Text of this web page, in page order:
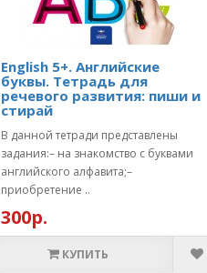
English 5+. Английские
буквы. Тетрадь для
речевого развития: пиши и
стирай
В данной тетради представлены
задания:– на знакомство с буквами
английского алфавита;–
приобретение ..
300р.
КУПИТЬ